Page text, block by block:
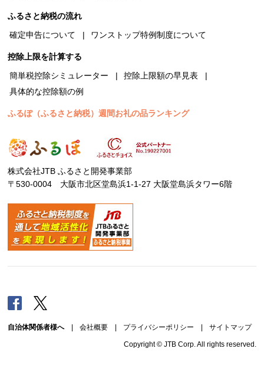
ふるさと納税の流れ
確定申告について
ワンストップ特例制度について
控除上限を計算する
簡単税控除シミュレーター
控除上限額の早見表
具体的な控除額の例
ふるぽ（ふるさと納税）週間お礼の品ランキング
株式会社JTB ふるさと開発事業部
〒530-0004 大阪市北区堂島浜1-1-27 大阪堂島浜タワー6階
Facebook
自治体関係者様へ| 会社概要 プライバシーポリシー サイトマップ
Copyright © JTB Corp. All rights reserved.